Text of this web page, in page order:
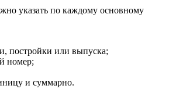
указать по каждому основному
постройки или выпуска;
номер;
и суммарно.